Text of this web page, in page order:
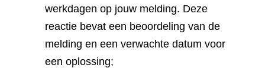
werkdagen op jouw melding. Deze
reactie bevat een beoordeling van de
melding en een verwachte datum voor
een oplossing;